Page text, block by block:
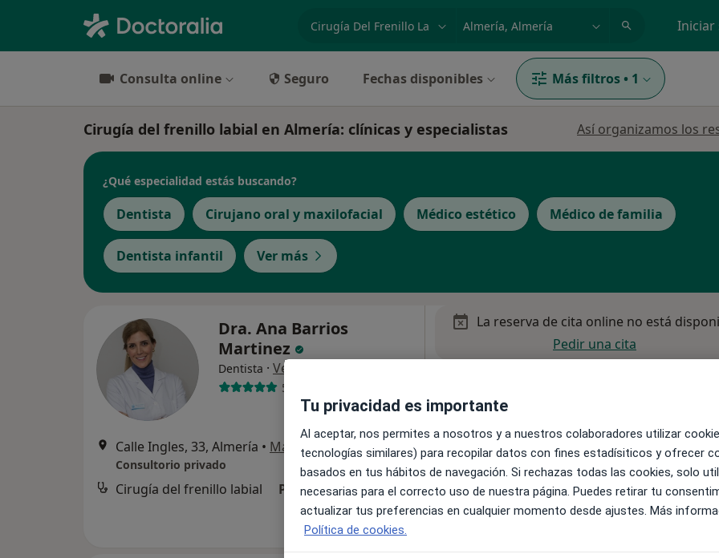
especialidad, enfermedad o nombre
p. ej. Madrid Iniciar
Consulta online Seguro Fechas disponibles Más filtros • 1
Cirugía del frenillo labial en Almería: clínicas y especialistas Así organizamos los
¿Qué especialidad estás buscando?
Dentista Cirujano oral y maxilofacial Médico estético Médico de familia
Dentista infantil Ver más
Dra. Ana Barrios
Martinez
Dentista · Ver más
56 opiniones
Calle Ingles, 33, Almería • Mapa
Consultorio privado
Cirugía del frenillo labial Precio sin especificar
La reserva de cita online no está
Pedir una cita
Tu privacidad es importante
Al aceptar, nos permites a nosotros y a nuestros colaboradores utilizar
tecnologías similares) para recopilar datos con fines estadísiticos y ofrecer
basados en tus hábitos de navegación. Si rechazas todas las cookies, solo
necesarias para el correcto uso de nuestra página. Puedes retirar tu
actualizar tus preferencias en cualquier momento desde ajustes. Más
Política de cookies.